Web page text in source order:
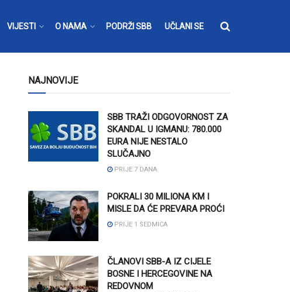
VIJESTI O NAMA PODRŽI SBB UČLANI SE
NAJNOVIJE
SBB TRAŽI ODGOVORNOST ZA
SKANDAL U IGMANU: 780.000
EURA NIJE NESTALO
SLUČAJNO
PRIJE 7 DANA
POKRALI 30 MILIONA KM I
MISLE DA ĆE PREVARA PROĆI
PRIJE 1 SEDMICA
ČLANOVI SBB-A IZ CIJELE
BOSNE I HERCEGOVINE NA
REDOVNOM